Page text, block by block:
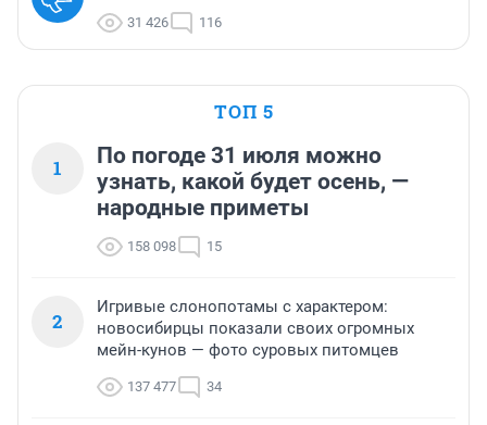
31 426 116
ТОП 5
1
По погоде 31 июля можно
узнать, какой будет осень, —
народные приметы
158 098 15
2
Игривые слонопотамы с характером:
новосибирцы показали своих огромных
мейн-кунов — фото суровых питомцев
137 477 34